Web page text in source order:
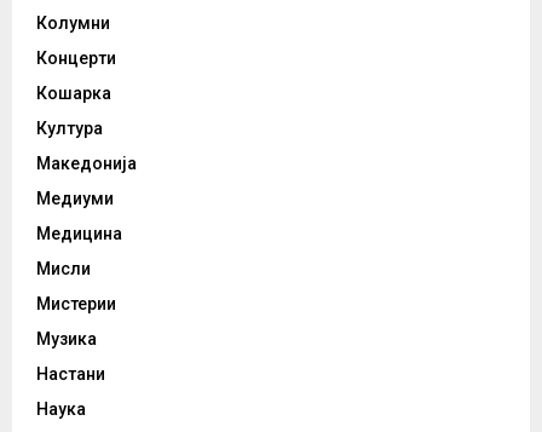
Колумни
Концерти
Кошарка
Култура
Македонија
Медиуми
Медицина
Мисли
Мистерии
Музика
Настани
Наука